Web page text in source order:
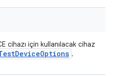
cihazı için kullanılacak cihaz
DeviceOptions .